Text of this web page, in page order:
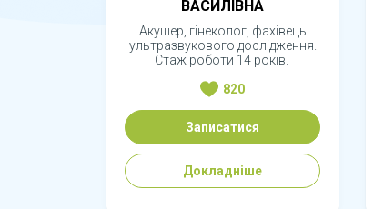
ВАСИЛІВНА
Акушер, гінеколог, фахівець
ультразвукового дослідження.
Стаж роботи 14 років.
820
Записатися
Докладніше